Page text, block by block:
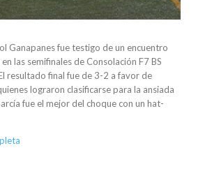
Ganapanes fue testigo de un encuentro
las semifinales de Consolación F7 BS
resultado final fue de 3-2 a favor de
lograron clasificarse para la ansiada
fue el mejor del choque con un hat-